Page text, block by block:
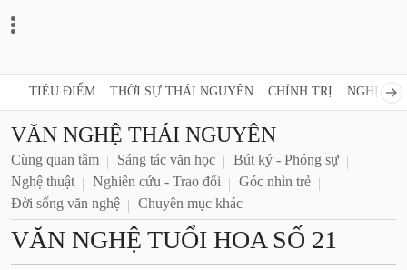
TIÊU ĐIỂM THỜI SỰ THÁI NGUYÊN CHÍNH TRỊ NGHỊ
VĂN NGHỆ THÁI NGUYÊN
Cùng quan tâm Sáng tác văn học
Bút ký - Phóng sự
Nghệ thuật
Nghiên cứu - Trao đổi
Góc nhìn trẻ
Đời sống văn nghệ
Chuyên mục khác
VĂN NGHỆ TUỔI HOA SỐ 21